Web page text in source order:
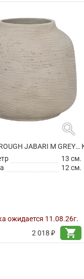
search
КАШПО ROUGH JABARI M GREY WASHED
13 см.
12 см.
ожидается 11.08.26г.
2 018 ₽
shopping_cart